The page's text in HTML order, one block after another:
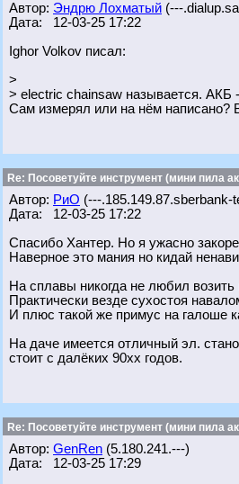
Автор: Эндрю Лохматый (---
Дата: 12-03-25 17:22
Ighor Volkov писал:
>
> electric chainsaw называется. АКБ
Сам измерял или на нём написано?
Re: Посоветуйте инструмент (мини пила
Автор: РиО (---.185.149.87.sberbank-
Дата: 12-03-25 17:22
Спасибо Хантер. Но я ужасно
Наверное это мания но кидай
На сплавы никогда не любил
Практически везде сухостоя
И плюс такой же примус на галоше
На даче имеется отличный эл.
стоит с далёких 90хх годов.
Re: Посоветуйте инструмент (мини пила
Автор: GenRen (5.180.241.---)
Дата: 12-03-25 17:29